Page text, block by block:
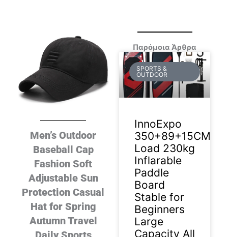
Men’s Outdoor
Baseball Cap
Fashion Soft
Adjustable Sun
Protection Casual
Hat for Spring
Autumn Travel
Παρόμοια Άρθρα
SPORTS &
OUTDOOR
InnoExpo
350+89+15CM
Load 230kg
Inflarable
Paddle
Board
Stable for
Beginners
Large
Capacity All